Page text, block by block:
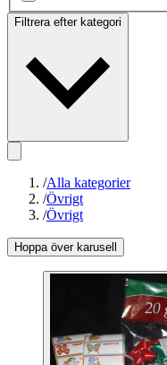
Filtrera efter kategori
/Alla kategorier
/Övrigt
/Övrigt
Hoppa över karusell